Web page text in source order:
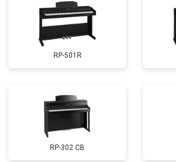
RP-501R
RP-302 CB